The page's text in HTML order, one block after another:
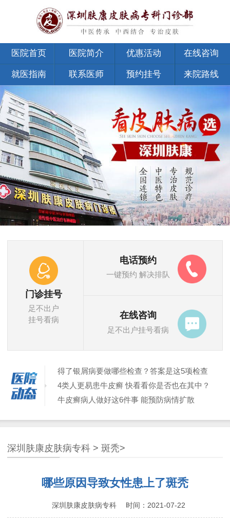
医院首页 医院简介 优惠活动 在线咨询
就医指南 联系医师 预约挂号 来院路线
门诊挂号
足不出户
挂号看病
电话预约
一键预约 解决排队
在线咨询
足不出户挂号看病
得了银屑病要做哪些检查？答案是这5项检查
4类人更易患牛皮癣 快看看你是否也在其中？
牛皮癣病人做好这6件事 能预防病情扩散
面部脂溢性皮炎的常识都有哪些？
深圳肤康皮肤病专科 > 斑秃>
哪些原因导致女性患上了斑秃
深圳肤康皮肤病专科 时间：2021-07-22